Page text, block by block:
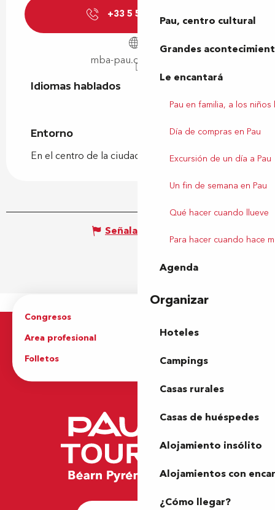
Pau, centro cultural
Grandes
Le encantará
Pau en familia, a los niños
Día de compras en Pau
Excursión de un día a Pau
Un fin de semana en Pau
Qué hacer cuando llueve
Para hacer cuando hace
Agenda
Organizar
Hoteles
Campings
Casas rurales
Casas de huéspedes
Alojamiento insólito
Alojamientos con
¿Cómo llegar?
+33 5 59 27 33
mba-pau.opacweb.fr
Idiomas hablados
Idiomas hablados
Entorno
Entorno
En el centro de la ciudad
Señalar un error
Congresos
Area profesional
Prensa
Folletos
Oficina de Turismo